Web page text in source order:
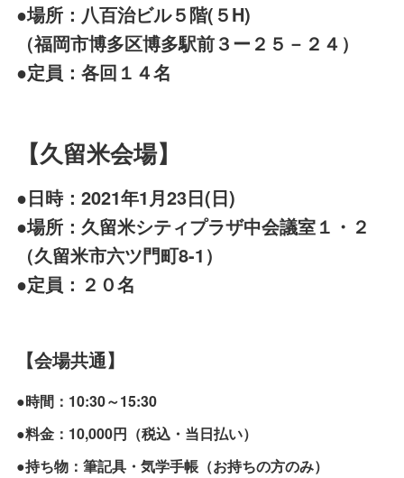
●場所：八百治ビル５階(５H)
（福岡市博多区博多駅前３ー２５－２４）
●定員：各回１４名
【久留米会場】
●日時：2021年1月23日(日)
●場所：久留米シティプラザ中会議室１・２
（久留米市六ツ門町8-1）
●定員：２０名
【会場共通】
●時間：10:30～15:30
●料金：10,000円（税込・当日払い）
●持ち物：筆記具・気学手帳（お持ちの方のみ）